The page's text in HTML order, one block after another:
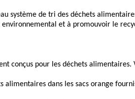
système de tri des déchets
et à promouvoir le
conçus pour les déchets
alimentaires dans les sacs orange